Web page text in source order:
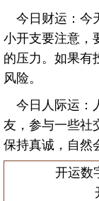
今日财运：今
小开支要注意，
的压力。如果有
风险。
今日人际运：
友，参与一些社
保持真诚，自然
开运数